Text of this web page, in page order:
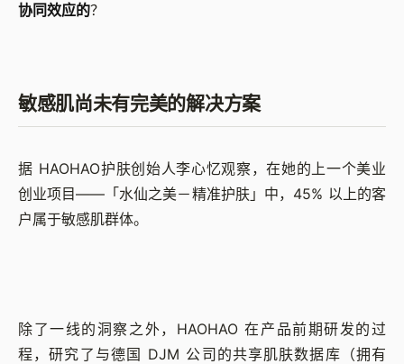
协同效应的？
敏感肌尚未有完美的解决方案
据 HAOHAO护肤创始人李心忆观察，在她的上一个美业
创业项目——「水仙之美－精准护肤」中，45% 以上的客
户属于敏感肌群体。
除了一线的洞察之外，HAOHAO 在产品前期研发的过
程，研究了与德国 DJM 公司的共享肌肤数据库（拥有